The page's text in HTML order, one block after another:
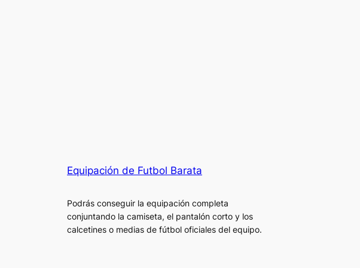
Equipación de Futbol Barata
Podrás conseguir la equipación completa
conjuntando la camiseta, el pantalón corto y los
calcetines o medias de fútbol oficiales del equipo.